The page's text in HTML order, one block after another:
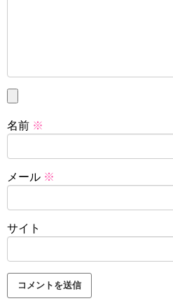
名前 ※
メール ※
サイト